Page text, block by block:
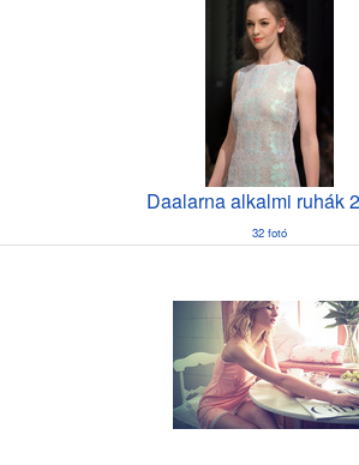
Daalarna alkalmi ruhák
32 fotó